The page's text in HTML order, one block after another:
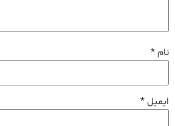
نام*
ایمیل*